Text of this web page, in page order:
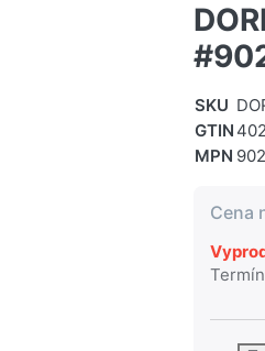
SKU
GTIN
MPN
Cena